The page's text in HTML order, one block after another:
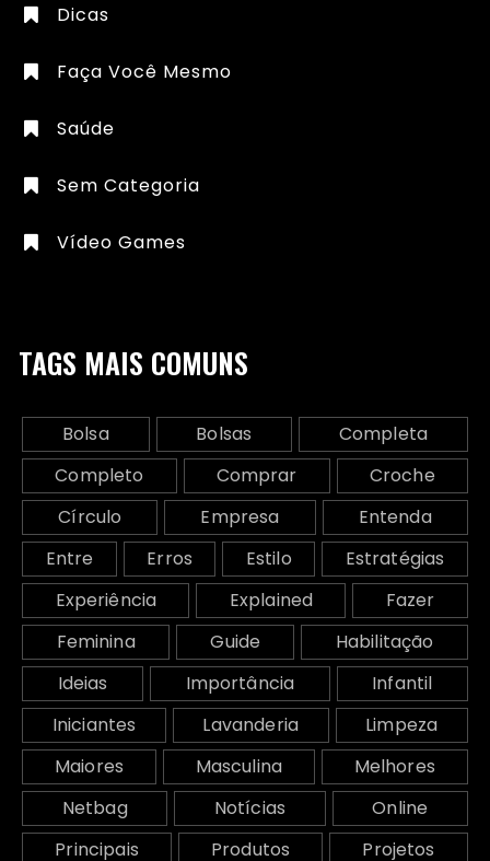
Dicas
Faça Você Mesmo
Saúde
Sem Categoria
Vídeo Games
TAGS MAIS COMUNS
Bolsa Bolsas
Completa
Completo
Comprar
Croche
Círculo
Empresa
Entenda
Entre
Erros Estilo
Estratégias
Experiência
Explained
Fazer
Feminina
Guide
Habilitação
Ideias
Importância
Infantil
Iniciantes
Lavanderia
Limpeza
Maiores
Masculina
Melhores
Netbag
Notícias
Online
Principais
Produtos Projetos